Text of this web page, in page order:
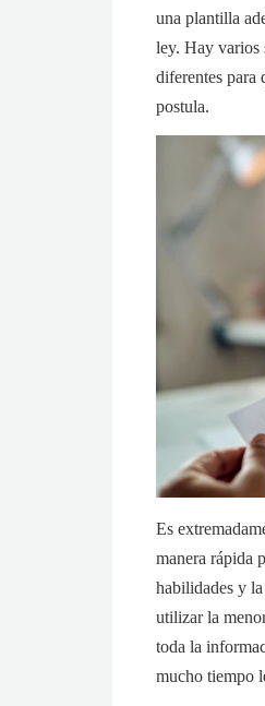
una plantilla
ley. Hay varios
diferentes para
postula.
Es
manera rápida
habilidades y
utilizar la
toda la
mucho tiempo